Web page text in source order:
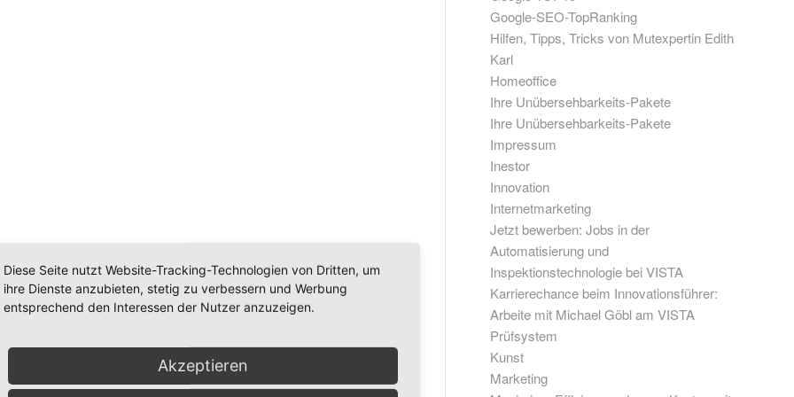
byKlick-Tipp.
Google-SEO-TopRanking
Hilfen, Tipps, Tricks von Mutexpertin Edith
Karl
Homeoffice
Ihre Unübersehbarkeits-Pakete
Ihre Unübersehbarkeits-Pakete
Impressum
Inestor
Innovation
Internetmarketing
Jetzt bewerben: Jobs in der
Automatisierung und
Inspektionstechnologie bei VISTA
Karrierechance beim Innovationsführer:
Arbeite mit Michael Göbl am VISTA
Prüfsystem
Kunst
Marketing
Diese Seite nutzt Website-Tracking-Technologien von Dritten, um
ihre Dienste anzubieten, stetig zu verbessern und Werbung
entsprechend den Interessen der Nutzer anzuzeigen.
Akzeptieren